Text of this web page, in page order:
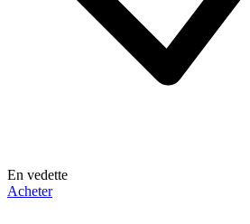
En vedette
Acheter